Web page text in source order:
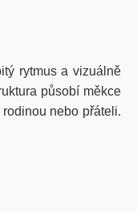
rytmus a vizuálně
působí měkce
nebo přáteli.